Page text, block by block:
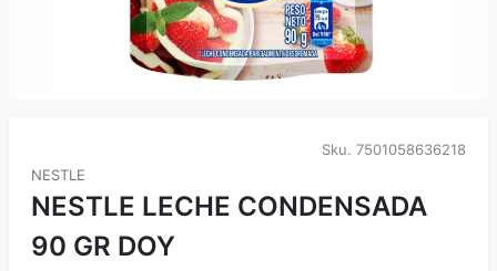
Sku. 7501058636218
NESTLE
NESTLE LECHE CONDENSADA
90 GR DOY